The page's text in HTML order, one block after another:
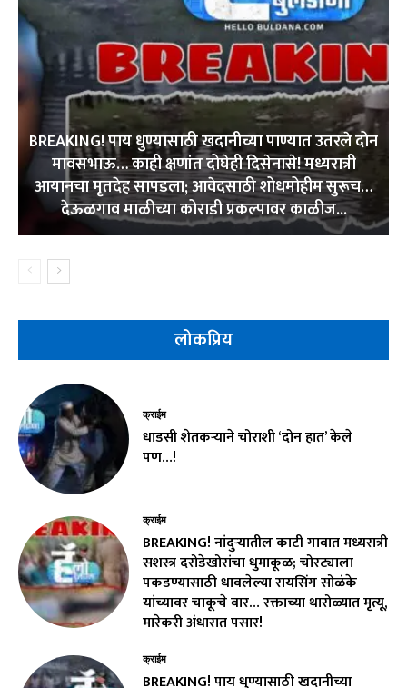
BREAKING! पाय धुण्यासाठी खदानीच्या पाण्यात उतरले दोन
मावसभाऊ… काही क्षणांत दोघेही दिसेनासे! मध्यरात्री
आयानचा मृतदेह सापडला; आवेदसाठी शोधमोहीम सुरूच…
देऊळगाव माळीच्या कोराडी प्रकल्पावर काळीज...
लोकप्रिय
क्राईम
धाडसी शेतकऱ्याने चोराशी ‘दोन हात’ केले
पण…!
क्राईम
BREAKING! नांदुऱ्यातील काटी गावात मध्यरात्री
सशस्त्र दरोडेखोरांचा धुमाकूळ; चोरट्याला
पकडण्यासाठी धावलेल्या रायसिंग सोळंके
यांच्यावर चाकूचे वार… रक्ताच्या थारोळ्यात मृत्यू,
मारेकरी अंधारात पसार!
क्राईम
BREAKING! पाय धुण्यासाठी खदानीच्या